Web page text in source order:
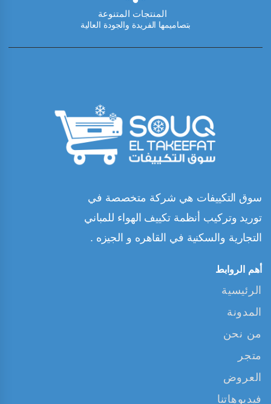
المنتجات المتنوعة
بتصاميمها الفريدة والجودة العالية
سوق التكييفات هي شركة متخصصة في
توريد وتركيب أنظمة تكييف الهواء للمباني
التجارية والسكنية في القاهره و الجيزه .
أهم الروابط
الرئيسية
المدونة
من نحن
متجر
العروض
فيديوهاتنا